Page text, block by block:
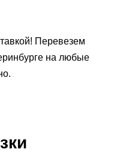
Перевезем
на любые